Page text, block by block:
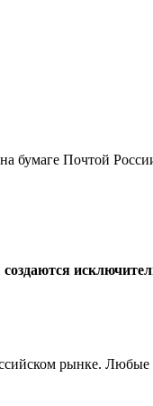
бумаге Почтой
рынке.